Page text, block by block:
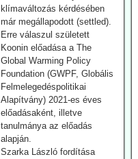
sugárzás és
felhőképződés
kutatásával. Eredményei
nem támogatták minden
esetben az IPCC
direktívákat.
2026.07.28. EIKE:
Az USA és
Németország
fokozza a
klímaváltozás kérdésében
már megállapodott (settled).
Erre válaszul született
Koonin előadása a The
Global Warming Policy
Foundation (GWPF, Globális
Felmelegedéspolitikai
Alapítvány) 2021-es éves
előadásaként, illetve
tanulmánya az előadás
alapján.
Szarka László fordítása